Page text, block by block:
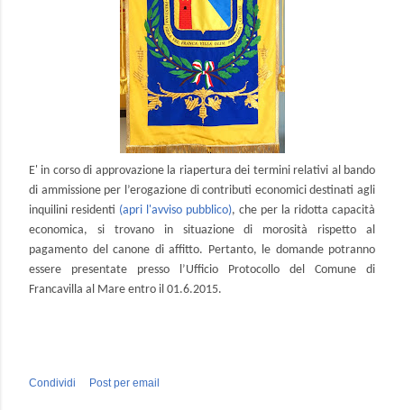
E' in corso di approvazione la riapertura dei termini relativi al bando
di ammissione per l’erogazione di contributi economici destinati agli
inquilini residenti (apri l'avviso pubblico), che per la ridotta capacità
economica, si trovano in situazione di morosità rispetto al
pagamento del canone di affitto. Pertanto, le domande potranno
essere presentate presso l’Ufficio Protocollo del Comune di
Francavilla al Mare entro il 01.6.2015.
Condividi Post per email